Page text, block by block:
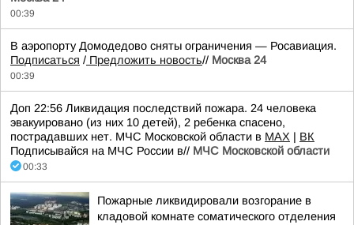
00:39
В аэропорту Домодедово сняты ограничения — Росавиация.
Подписаться / Предложить новость// Москва 24
00:39
Доп 22:56 Ликвидация последствий пожара. 24 человека
эвакуировано (из них 10 детей), 2 ребенка спасено,
пострадавших нет. МЧС Московской области в MAX | ВК
Подписывайся на МЧС России в// МЧС Московской области
00:33
Пожарные ликвидировали возгорание в
кладовой комнате соматического отделения